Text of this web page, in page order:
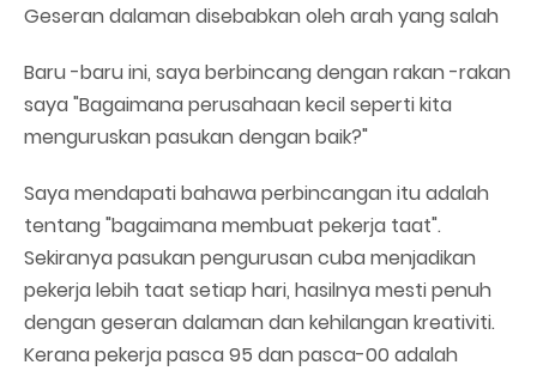
Geseran dalaman disebabkan oleh arah yang salah
Baru -baru ini, saya berbincang dengan rakan -rakan
saya "Bagaimana perusahaan kecil seperti kita
menguruskan pasukan dengan baik?"
Saya mendapati bahawa perbincangan itu adalah
tentang "bagaimana membuat pekerja taat".
Sekiranya pasukan pengurusan cuba menjadikan
pekerja lebih taat setiap hari, hasilnya mesti penuh
dengan geseran dalaman dan kehilangan kreativiti.
Kerana pekerja pasca 95 dan pasca-00 adalah